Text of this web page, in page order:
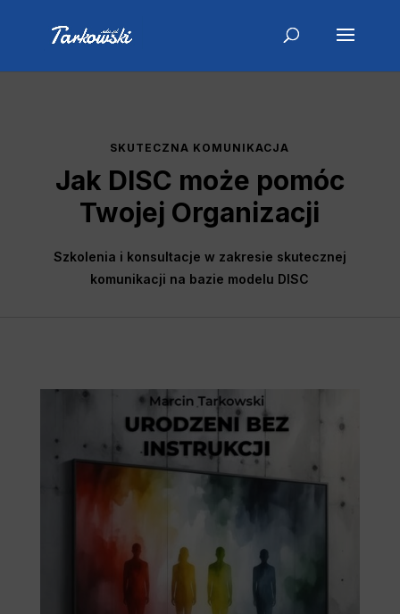
SKUTECZNA KOMUNIKACJA
Jak DISC może pomóc
Twojej Organizacji
Szkolenia i konsultacje w zakresie skutecznej
komunikacji na bazie modelu DISC